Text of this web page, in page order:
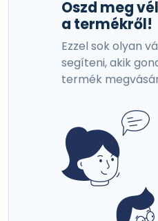
Oszd meg
a termékről!
Ezzel sok olyan
segíteni, akik
termék